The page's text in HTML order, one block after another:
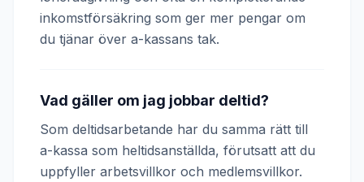
inkomstförsäkring som ger mer pengar om
du tjänar över a-kassans tak.
Vad gäller om jag jobbar deltid?
Som deltidsarbetande har du samma rätt till
a-kassa som heltidsanställda, förutsatt att du
uppfyller arbetsvillkor och medlemsvillkor.